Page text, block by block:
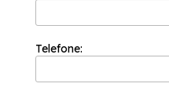
Telefone: